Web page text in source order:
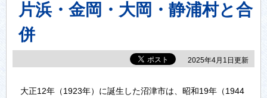
片浜・金岡・大岡・静浦村と合
併
2025年4月1日更新
大正12年（1923年）に誕生した沼津市は、昭和19年（1944